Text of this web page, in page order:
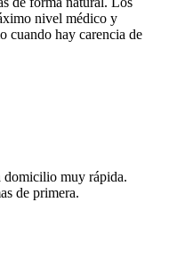
nivel médico y
cuando hay carencia de
domicilio muy rápida.
de primera.